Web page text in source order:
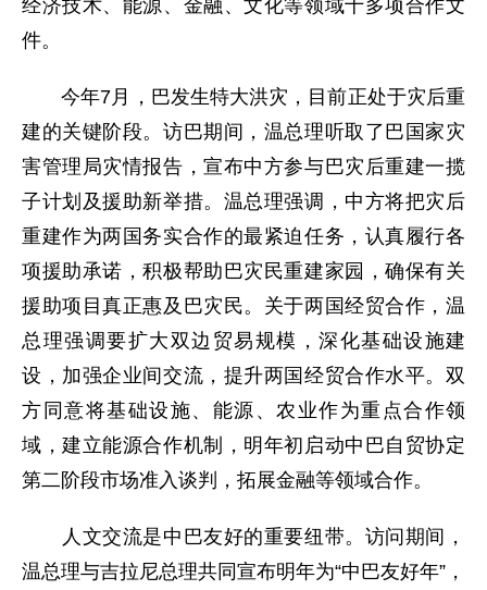
经济技术、能源、金融、文化等领域十多项合作文
件。
今年7月，巴发生特大洪灾，目前正处于灾后重
建的关键阶段。访巴期间，温总理听取了巴国家灾
害管理局灾情报告，宣布中方参与巴灾后重建一揽
子计划及援助新举措。温总理强调，中方将把灾后
重建作为两国务实合作的最紧迫任务，认真履行各
项援助承诺，积极帮助巴灾民重建家园，确保有关
援助项目真正惠及巴灾民。关于两国经贸合作，温
总理强调要扩大双边贸易规模，深化基础设施建
设，加强企业间交流，提升两国经贸合作水平。双
方同意将基础设施、能源、农业作为重点合作领
域，建立能源合作机制，明年初启动中巴自贸协定
第二阶段市场准入谈判，拓展金融等领域合作。
人文交流是中巴友好的重要纽带。访问期间，
温总理与吉拉尼总理共同宣布明年为“中巴友好年”，